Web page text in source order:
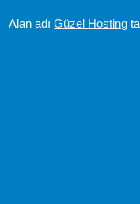
Alan adıGüzel Hosting